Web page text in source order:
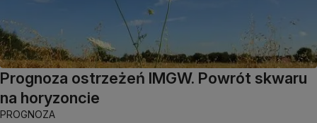
Prognoza ostrzeżeń IMGW. Powrót skwaru
na horyzoncie
PROGNOZA